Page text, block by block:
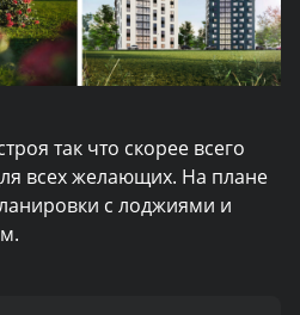
так что скорее всего
всех желающих. На плане
с лоджиями и